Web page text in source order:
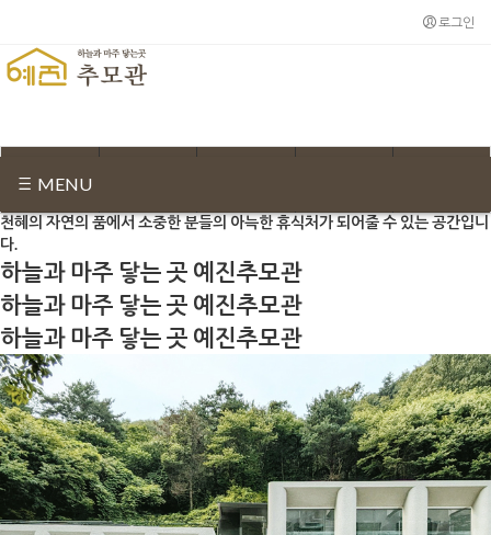
로그인
분양문의 031-771-9004
추모관 소개
MENU
하늘과 마주 닿는 곳 예진추모관
천혜의 자연의 품에서 소중한 분들의 아늑한 휴식처가 되어줄 수 있는 공간입니
다.
하늘과 마주 닿는 곳 예진추모관
하늘과 마주 닿는 곳 예진추모관
하늘과 마주 닿는 곳 예진추모관